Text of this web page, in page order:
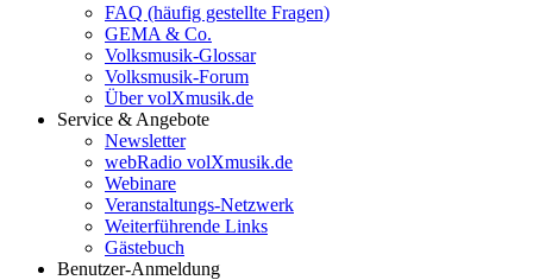
FAQ (häufig gestellte Fragen)
GEMA & Co.
Volksmusik-Glossar
Volksmusik-Forum
Über volXmusik.de
Service & Angebote
Newsletter
webRadio volXmusik.de
Webinare
Veranstaltungs-Netzwerk
Weiterführende Links
Gästebuch
Benutzer-Anmeldung